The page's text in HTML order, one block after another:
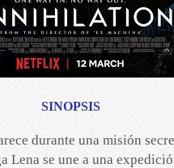
SINOPSIS
durante una misión
Lena se une a una